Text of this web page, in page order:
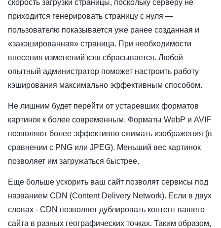
скорость загрузки страницы, поскольку серверу не
приходится генерировать страницу с нуля —
пользователю показывается уже ранее созданная и
«закэшированная» страница. При необходимости
внесения изменений кэш сбрасывается. Любой
опытный администратор поможет настроить работу
кэширования максимально эффективным способом.
Не лишним будет перейти от устаревших форматов
картинок к более современным. Форматы WebP и AVIF
позволяют более эффективно сжимать изображения (в
сравнении с PNG или JPEG). Меньший вес картинок
позволяет им загружаться быстрее.
Еще больше ускорить ваш сайт позволят сервисы под
названием CDN (Content Delivery Network). Если в двух
словах - CDN позволяет дублировать контент вашего
сайта в разных географических точках. Таким образом,